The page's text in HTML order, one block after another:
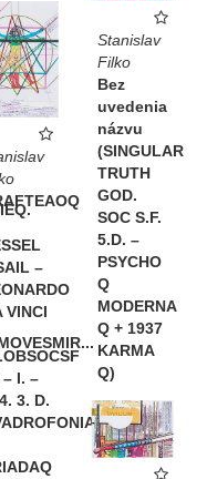
Stanislav
Filko
Bez
uvedenia
názvu
(SINGULAR
TRUTH
GOD.
SOC S.F.
5.D. –
PSYCHO
Q
MODERNA
Q + 1937
KARMA
Q)
–
VINCI
– I. –
3. D.